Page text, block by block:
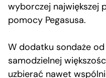
wyborczej największej
pomocy Pegasusa.
W dodatku sondaże
samodzielnej
uzbierać nawet